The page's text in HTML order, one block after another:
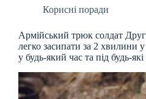
Корисні поради
Армійський трюк солдат
легко засипати за 2 хвилини у
у будь-який час та під будь-які